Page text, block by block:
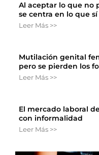
Al aceptar lo que no
se centra en lo que
Leer Más >>
Mutilación genital
pero se pierden los
Leer Más >>
El mercado laboral
con informalidad
Leer Más >>